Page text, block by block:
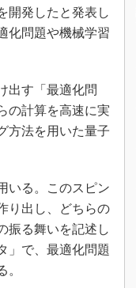
開発したと発表し
化問題や機械学習
出す「最適化問
の計算を高速に実
方法を用いた量子
いる。このスピン
り出し、どちらの
振る舞いを記述し
」で、最適化問題